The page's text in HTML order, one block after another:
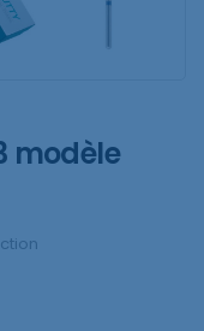
modèle